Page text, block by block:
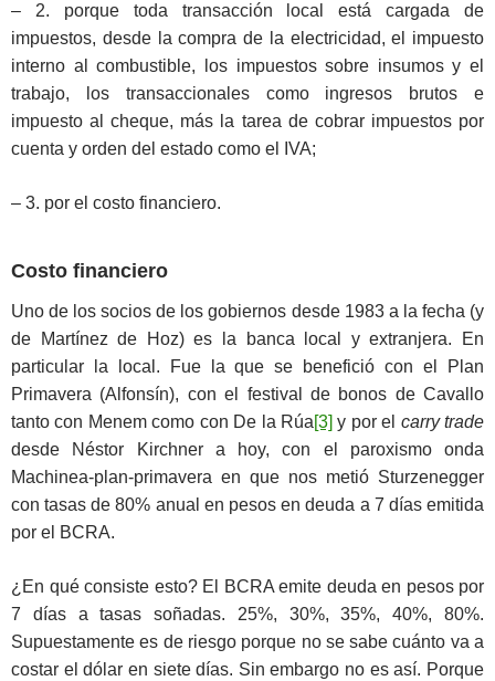
– 2. porque toda transacción local está cargada de
impuestos, desde la compra de la electricidad, el impuesto
interno al combustible, los impuestos sobre insumos y el
trabajo, los transaccionales como ingresos brutos e
impuesto al cheque, más la tarea de cobrar impuestos por
cuenta y orden del estado como el IVA;
– 3. por el costo financiero.
Costo financiero
Uno de los socios de los gobiernos desde 1983 a la fecha (y
de Martínez de Hoz) es la banca local y extranjera. En
particular la local. Fue la que se benefició con el Plan
Primavera (Alfonsín), con el festival de bonos de Cavallo
tanto con Menem como con De la Rúa[3] y por el carry trade
desde Néstor Kirchner a hoy, con el paroxismo onda
Machinea-plan-primavera en que nos metió Sturzenegger
con tasas de 80% anual en pesos en deuda a 7 días emitida
por el BCRA.
¿En qué consiste esto? El BCRA emite deuda en pesos por
7 días a tasas soñadas. 25%, 30%, 35%, 40%, 80%.
Supuestamente es de riesgo porque no se sabe cuánto va a
costar el dólar en siete días. Sin embargo no es así. Porque